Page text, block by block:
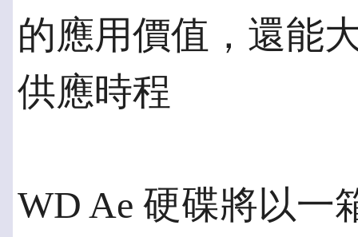
的應用價值，還能
供應時程
WD Ae 硬碟將以一